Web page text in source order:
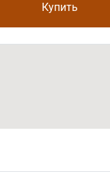
Купить